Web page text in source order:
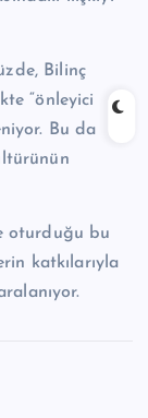
Bilinç
“önleyici
Bu da
oturduğu bu
katkılarıyla